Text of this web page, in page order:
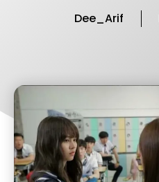
Dee_Arif